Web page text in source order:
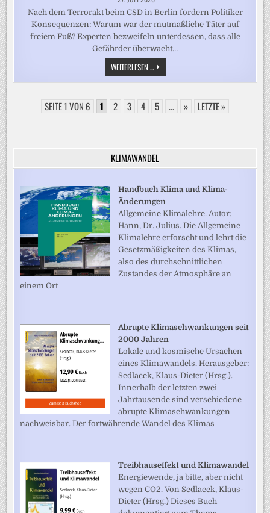
Nach dem Terrorakt beim CSD in Berlin fordern Politiker
Konsequenzen: Warum war der mutmaßliche Täter auf
freiem Fuß? Experten bezweifeln unterdessen, dass alle
Gefährder überwacht…
WEITERLESEN ... CSD-
ANSCHLAG:
DOBRINDT
ÜBERWACHUNG
VON
SEITE 1 VON 6 1 2 3 4 5 ... » LETZTE »
KLIMAWANDEL
Handbuch Klima und Klima-
Änderungen
Allgemeine Klimalehre. Autor:
Hann, Dr. Julius. Die Allgemeine
Klimalehre erforscht und lehrt die
Gesetzmäßigkeiten des Klimas,
also des durchschnittlichen
Zustandes der Atmosphäre an
einem Ort
Abrupte Klimaschwankungen seit
2000 Jahren
Lokale und kosmische Ursachen
eines Klimawandels. Herausgeber:
Sedlacek, Klaus-Dieter (Hrsg.).
Innerhalb der letzten zwei
Jahrtausende sind verschiedene
abrupte Klimaschwankungen
nachweisbar. Der fortwährende Wandel des Klimas
Treibhauseffekt und Klimawandel
Energiewende, ja bitte, aber nicht
wegen CO2. Von Sedlacek, Klaus-
Dieter (Hrsg.) Dieses Buch